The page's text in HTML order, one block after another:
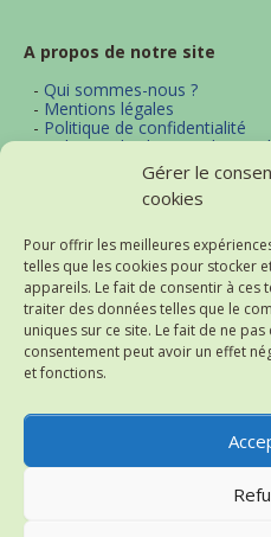
Gérer le
cookies
Pour offrir les meilleures
telles que les cookies pour stocker
appareils. Le fait de consentir à
traiter des données telles que le
uniques sur ce site. Le fait de ne
consentement peut avoir un effet
et fonctions.
A propos de notre site
- Qui sommes-nous ?
- Mentions légales
- Politique de confidentialité
-Politique d'utilisation des
Actualités et thématiques
-Excel
-Word
-Bureautique
-Logiciels
-Notre flux d'actualités (RSS)